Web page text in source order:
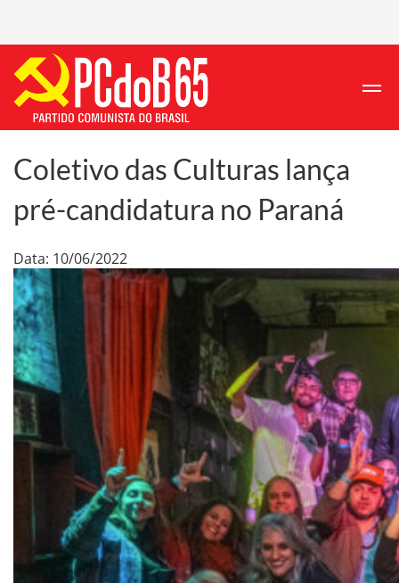
Coletivo das Culturas lança
pré-candidatura no Paraná
Data: 10/06/2022